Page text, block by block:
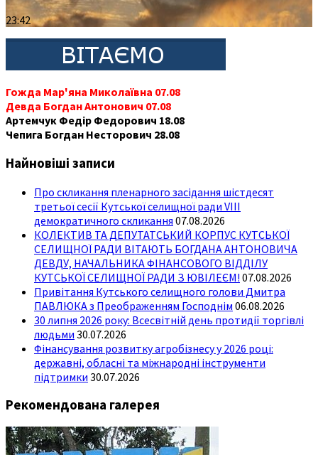
23:42
Гожда Мар'яна Миколаївна 07.08
Девда Богдан Антонович 07.08
Артемчук Федір Федорович 18.08
Чепига Богдан Несторович 28.08
Найновіші записи
Про скликання пленарного засідання шістдесят
третьої сесії Кутської селищної ради VIII
демократичного скликання 07.08.2026
КОЛЕКТИВ ТА ДЕПУТАТСЬКИЙ КОРПУС КУТСЬКОЇ
СЕЛИЩНОЇ РАДИ ВІТАЮТЬ БОГДАНА АНТОНОВИЧА
ДЕВДУ, НАЧАЛЬНИКА ФІНАНСОВОГО ВІДДІЛУ
КУТСЬКОЇ СЕЛИЩНОЇ РАДИ З ЮВІЛЕЄМ! 07.08.2026
Привітання Кутського селищного голови Дмитра
ПАВЛЮКА з Преображенням Господнім 06.08.2026
30 липня 2026 року: Всесвітній день протидії торгівлі
людьми 30.07.2026
Фінансування розвитку агробізнесу у 2026 році:
державні, обласні та міжнародні інструменти
підтримки 30.07.2026
Рекомендована галерея